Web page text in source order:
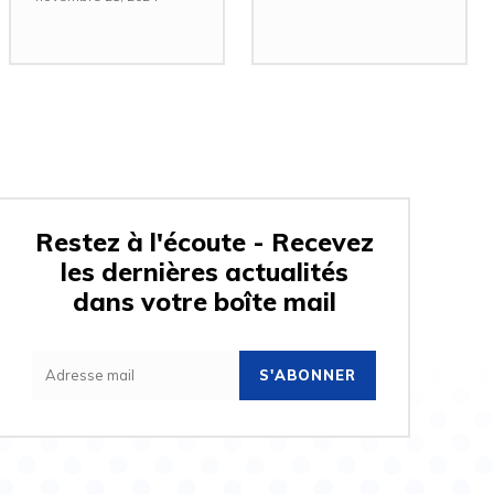
Restez à l'écoute - Recevez
les dernières actualités
dans votre boîte mail
S'ABONNER